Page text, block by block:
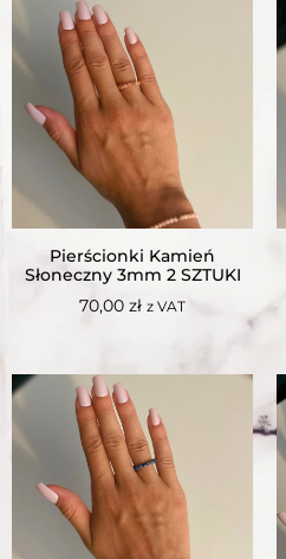
Pierścionki Kamień
Słoneczny 3mm 2 SZTUKI
70,00 zł z VAT